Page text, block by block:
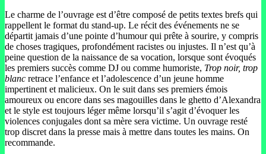
Le charme de l’ouvrage est d’être composé de petits textes brefs qui
rappellent le format du stand-up. Le récit des événements ne se
départit jamais d’une pointe d’humour qui prête à sourire, y compris
de choses tragiques, profondément racistes ou injustes. Il n’est qu’à
peine question de la naissance de sa vocation, lorsque sont évoqués
les premiers succès comme DJ ou comme humoriste, Trop noir, trop
blanc retrace l’enfance et l’adolescence d’un jeune homme
impertinent et malicieux. On le suit dans ses premiers émois
amoureux ou encore dans ses magouilles dans le ghetto d’Alexandra
et le style est toujours léger même lorsqu’il s’agit d’évoquer les
violences conjugales dont sa mère sera victime. Un ouvrage resté
trop discret dans la presse mais à mettre dans toutes les mains. On
recommande.